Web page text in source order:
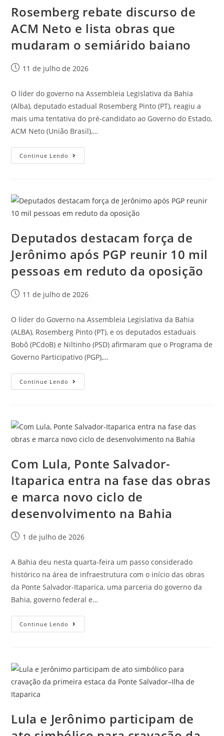
Rosemberg rebate discurso de
ACM Neto e lista obras que
mudaram o semiárido baiano
11 de julho de 2026
O líder do governo na Assembleia Legislativa da Bahia
(Alba), deputado estadual Rosemberg Pinto (PT), reagiu a
mais uma tentativa do pré-candidato ao Governo do Estado,
ACM Neto (União Brasil),…
Continue Lendo
Deputados destacam força de
Jerônimo após PGP reunir 10 mil
pessoas em reduto da oposição
11 de julho de 2026
O líder do Governo na Assembleia Legislativa da Bahia
(ALBA), Rosemberg Pinto (PT), e os deputados estaduais
Bobô (PCdoB) e Niltinho (PSD) afirmaram que o Programa de
Governo Participativo (PGP),…
Continue Lendo
Com Lula, Ponte Salvador-
Itaparica entra na fase das obras
e marca novo ciclo de
desenvolvimento na Bahia
1 de julho de 2026
A Bahia deu nesta quarta-feira um passo considerado
histórico na área de infraestrutura com o início das obras
da Ponte Salvador-Itaparica, uma parceria do governo da
Bahia, governo federal e…
Continue Lendo
Lula e Jerônimo participam de